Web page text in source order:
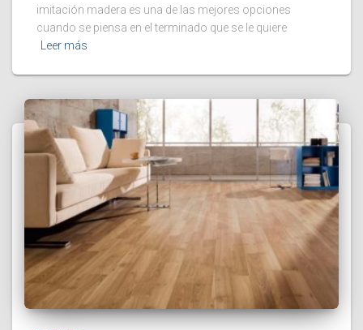
imitación madera es una de las mejores opciones
cuando se piensa en el terminado que se le quiere
Leer más